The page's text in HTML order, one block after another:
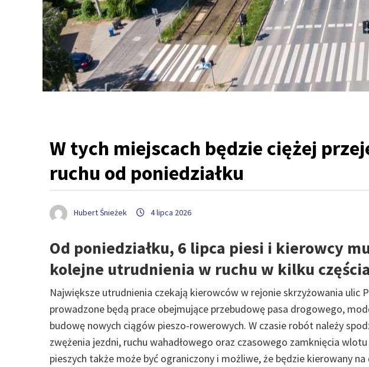
W tych miejscach będzie ciężej
ruchu od poniedziałku
Hubert Śnieżek 4 lipca 2026
Od poniedziałku, 6 lipca piesi i kierowcy
kolejne utrudnienia w ruchu w kilku
Największe utrudnienia czekają kierowców w rejonie skrzyżowania ulic
prowadzone będą prace obejmujące przebudowę pasa drogowego,
budowę nowych ciągów pieszo-rowerowych. W czasie robót należy
zwężenia jezdni, ruchu wahadłowego oraz czasowego zamknięcia
pieszych także może być ograniczony i możliwe, że będzie kierowany